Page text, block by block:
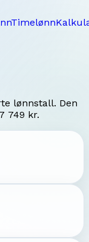
Timelønn
lønnstall. Den
749 kr.